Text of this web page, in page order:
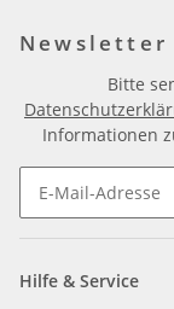
Newsletter
Bitte
Informationen
Hilfe & Service